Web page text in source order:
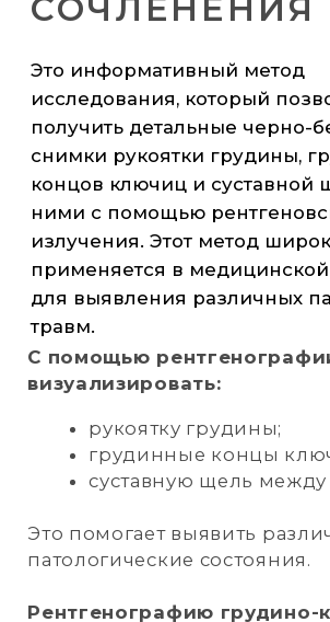
С помощью рентгенографии можно
выявить:
искривления позвоночного столба;
межпозвоночного хряща;
воспалительные процессы,
распространяющиеся на костную
ткань;
сокращение тел позвонков и
снижение прочности костей,
связанное с остеопорозом;
болезни плевры и лёгких (плеврит,
пневмония);
повреждение суставов реберно-
новообразования,
ткань;
патологии сердца, вызывающие
Цель исследования — выявление
позвоночника. Это важно для
изображения позвоночного столба с
медицинской практике для выявления
различных патологий и деформаций.